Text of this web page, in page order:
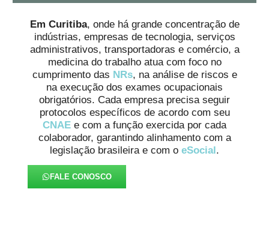
Em Curitiba, onde há grande concentração de
indústrias, empresas de tecnologia, serviços
administrativos, transportadoras e comércio, a
medicina do trabalho atua com foco no
cumprimento das NRs, na análise de riscos e
na execução dos exames ocupacionais
obrigatórios. Cada empresa precisa seguir
protocolos específicos de acordo com seu
CNAE e com a função exercida por cada
colaborador, garantindo alinhamento com a
legislação brasileira e com o eSocial.
FALE CONOSCO